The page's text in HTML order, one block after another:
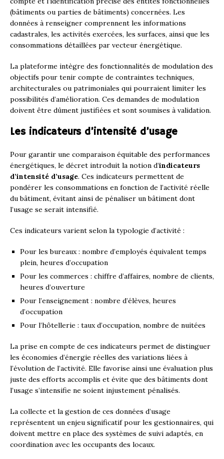
(bâtiments ou parties de bâtiments) concernées. Les
données à renseigner comprennent les informations
cadastrales, les activités exercées, les surfaces, ainsi que les
consommations détaillées par vecteur énergétique.
La plateforme intègre des fonctionnalités de modulation des
objectifs pour tenir compte de contraintes techniques,
architecturales ou patrimoniales qui pourraient limiter les
possibilités d’amélioration. Ces demandes de modulation
doivent être dûment justifiées et sont soumises à validation.
Les indicateurs d’intensité d’usage
Pour garantir une comparaison équitable des performances
énergétiques, le décret introduit la notion d’indicateurs
d’intensité d’usage. Ces indicateurs permettent de
pondérer les consommations en fonction de l’activité réelle
du bâtiment, évitant ainsi de pénaliser un bâtiment dont
l’usage se serait intensifié.
Ces indicateurs varient selon la typologie d’activité :
Pour les bureaux : nombre d’employés équivalent temps
plein, heures d’occupation
Pour les commerces : chiffre d’affaires, nombre de clients,
heures d’ouverture
Pour l’enseignement : nombre d’élèves, heures
d’occupation
Pour l’hôtellerie : taux d’occupation, nombre de nuitées
La prise en compte de ces indicateurs permet de distinguer
les économies d’énergie réelles des variations liées à
l’évolution de l’activité. Elle favorise ainsi une évaluation plus
juste des efforts accomplis et évite que des bâtiments dont
l’usage s’intensifie ne soient injustement pénalisés.
La collecte et la gestion de ces données d’usage
représentent un enjeu significatif pour les gestionnaires, qui
doivent mettre en place des systèmes de suivi adaptés, en
coordination avec les occupants des locaux.